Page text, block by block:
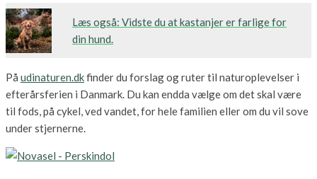
Læs også: Vidste du at kastanjer er farlige for
din hund.
På udinaturen.dkfinder du forslag og ruter til naturoplevelser i
efterårsferien i Danmark. Du kan endda vælge om det skal være
til fods, på cykel, ved vandet, for hele familien eller om du vil sove
under stjernerne.